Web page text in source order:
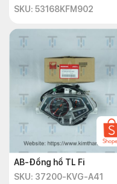
SKU: 53168KFM902
AB-Đồng hồ TL Fi
SKU: 37200-KVG-A41